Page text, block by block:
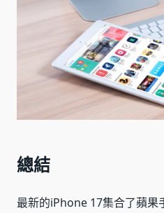
總結
最新的iPhone 17集合了蘋果